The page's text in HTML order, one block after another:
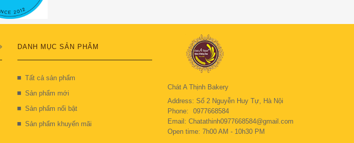
DANH MỤC SẢN PHẨM
Tất cả sản phẩm
Sản phẩm mới
Sản phẩm nổi bật
Sản phẩm khuyến mãi
Chát A Thịnh Bakery
Address: Số 2 Nguyễn Huy Tự, Hà Nội
Phone:
0977668584
Email: Chatathinh0977668584@gmail.com
Open time: 7h00 AM - 10h30 PM